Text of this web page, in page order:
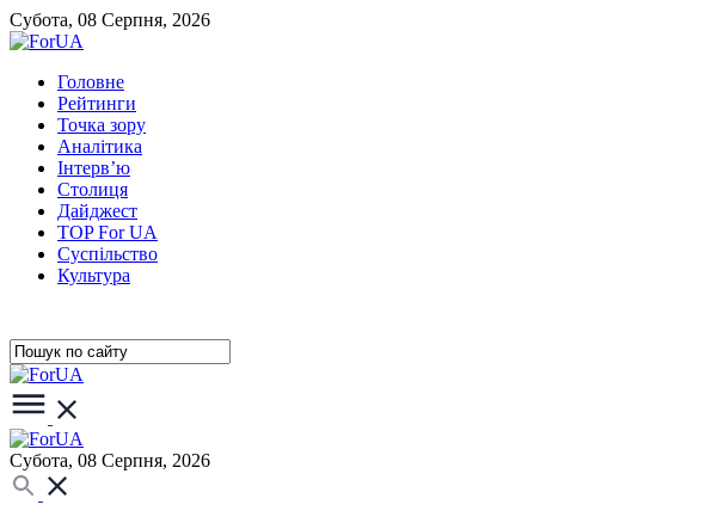
Субота, 08 Серпня, 2026
Головне
Рейтинги
Точка зору
Аналітика
Інтерв’ю
Столиця
Дайджест
TOP For UA
Суспiльство
Культура
Субота, 08 Серпня, 2026